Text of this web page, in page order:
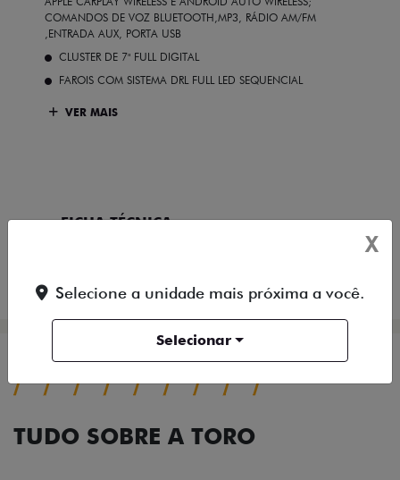
COMANDOS DE VOZ BLUETOOTH,MP3, RÁDIO AM/FM
,ENTRADA AUX, PORTA USB
CLUSTER DE 7" FULL DIGITAL
FAROIS COM SISTEMA DRL FULL LED SEQUENCIAL
VER MAIS
FICHA TÉCNICA
TUDO SOBRE A TORO
X
Selecione a unidade mais próxima a você.
Selecionar